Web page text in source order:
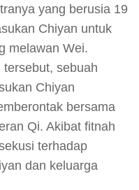
yang berusia 19
Chiyan untuk
melawan Wei.
sebuah
Chiyan
bersama
Qi. Akibat fitnah
terhadap
dan keluarga